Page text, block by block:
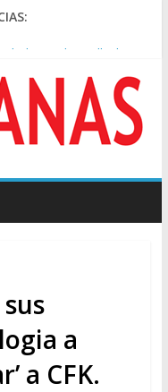
privada, Bullrich
“ficción judicial” el
un tren y un
a Plaza de Mayo de
histórico representante
a
a CFK.